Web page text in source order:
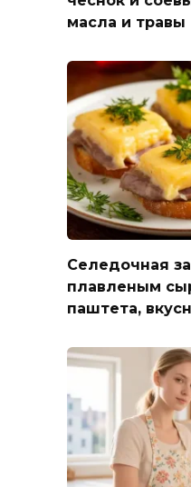
масла и травы
Селедочная
плавленым
паштета,